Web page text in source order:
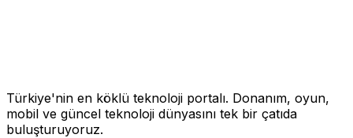
Türkiye'nin en köklü teknoloji portalı. Donanım, oyun,
mobil ve güncel teknoloji dünyasını tek bir çatıda
buluşturuyoruz.